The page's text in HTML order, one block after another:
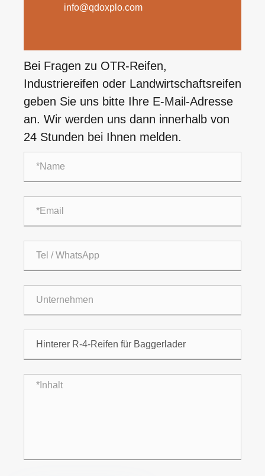
info@qdoxplo.com
Bei Fragen zu OTR-Reifen,
Industriereifen oder Landwirtschaftsreifen
geben Sie uns bitte Ihre E-Mail-Adresse
an. Wir werden uns dann innerhalb von
24 Stunden bei Ihnen melden.